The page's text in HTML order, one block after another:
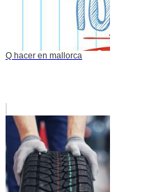
Q hacer en mallorca